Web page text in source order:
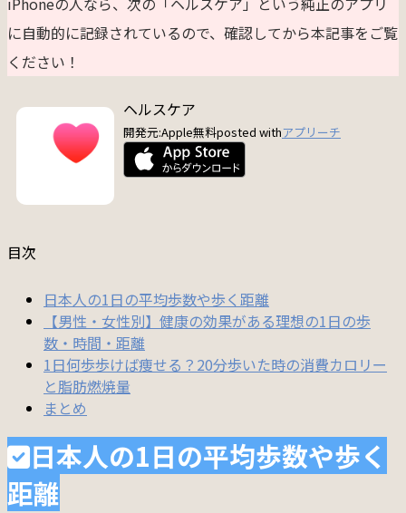
に自動的に記録されているので、確認してから本記事をご覧
ください！
ヘルスケア
開発元:Apple無料posted withアプリーチ
目次
日本人の1日の平均歩数や歩く距離
【男性・女性別】健康の効果がある理想の1日の歩
数・時間・距離
1日何歩歩けば痩せる？20分歩いた時の消費カロリー
と脂肪燃焼量
まとめ
日本人の1日の平均歩数や歩く
距離